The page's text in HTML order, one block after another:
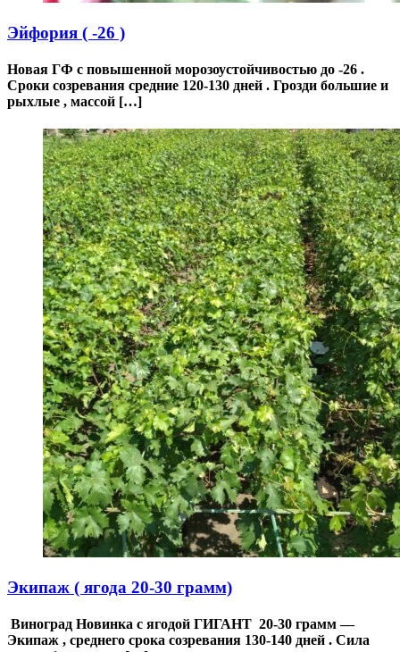
Эйфория ( -26 )
Новая ГФ с повышенной морозоустойчивостью до -26 .
Сроки созревания средние 120-130 дней . Грозди большие и
рыхлые , массой […]
Экипаж ( ягода 20-30 грамм)
Виноград Новинка с ягодой ГИГАНТ 20-30 грамм —
Экипаж , среднего срока созревания 130-140 дней . Сила